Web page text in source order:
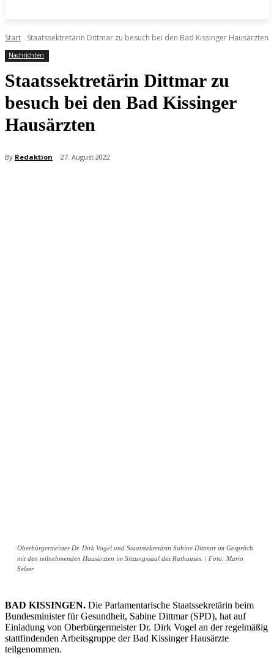
Start Staatssektretärin Dittmar zu besuch bei den Bad Kissinger Hausärzten
Nachrichten
Staatssektretärin Dittmar zu
besuch bei den Bad Kissinger
Hausärzten
By Redaktion 27. August 2022
Oberbürgermeister Dr. Dirk Vogel und Staatssekretärin Sabine Dittmar im Gespräch
mit den teilnehmenden Hausärzten im Sitzungssaal des Rathauses. | Foto: Mario
Selzer
BAD KISSINGEN. Die Parlamentarische Staatssekretärin beim
Bundesminister für Gesundheit, Sabine Dittmar (SPD), hat auf
Einladung von Oberbürgermeister Dr. Dirk Vogel an der regelmäßig
stattfindenden Arbeitsgruppe der Bad Kissinger Hausärzte
teilgenommen.